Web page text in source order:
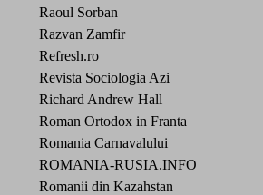
Raoul Sorban
Razvan Zamfir
Refresh.ro
Revista Sociologia Azi
Richard Andrew Hall
Roman Ortodox in Franta
Romania Carnavalului
ROMANIA-RUSIA.INFO
Romanii din Kazahstan